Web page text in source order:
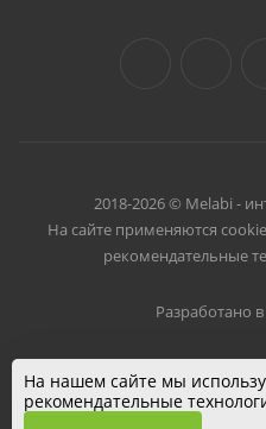
2018-2026 © Melabi -
На сайте применяются
рекомендательные
Разработано в
На нашем сайте мы
рекомендательные